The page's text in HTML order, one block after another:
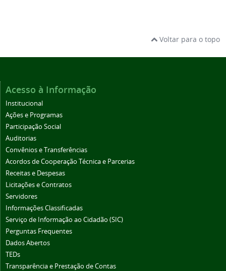
Voltar para o topo
Acesso à Informação
Institucional
Ações e Programas
Participação Social
Auditorias
Convênios e Transferências
Acordos de Cooperação Técnica e Parcerias
Receitas e Despesas
Licitações e Contratos
Servidores
Informações Classificadas
Serviço de Informação ao Cidadão (SIC)
Perguntas Frequentes
Dados Abertos
TEDs
Transparência e Prestação de Contas